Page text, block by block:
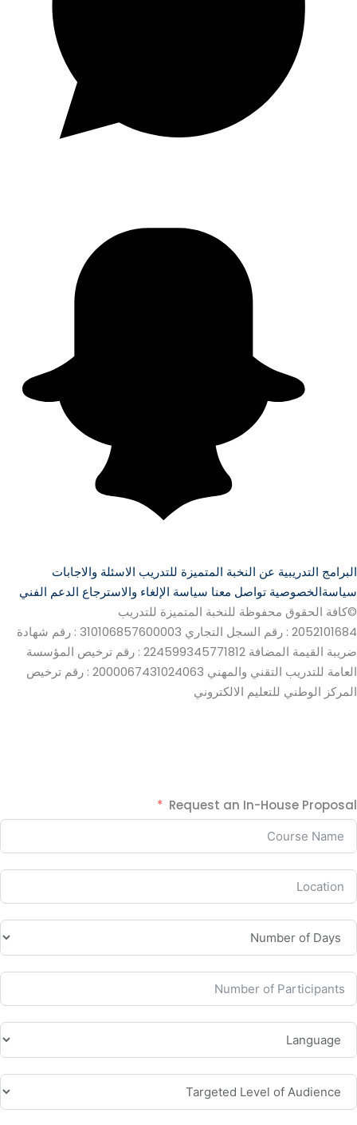
البرامج التدريبية عن النخبة المتميزة للتدريب الاسئلة والاجابات
سياسةالخصوصية تواصل معنا سياسة الإلغاء والاسترجاع الدعم الفني
©كافة الحقوق محفوظة للنخبة المتميزة للتدريب
2052101684 : رقم السجل التجاري
310106857600003 : رقم شهادة
ضريبة القيمة المضافة
224599345771812 : رقم ترخيص المؤسسة
العامة للتدريب التقني والمهني
2000067431024063 : رقم ترخيص
المركز الوطني للتعليم الالكتروني
Request an In-House Proposal